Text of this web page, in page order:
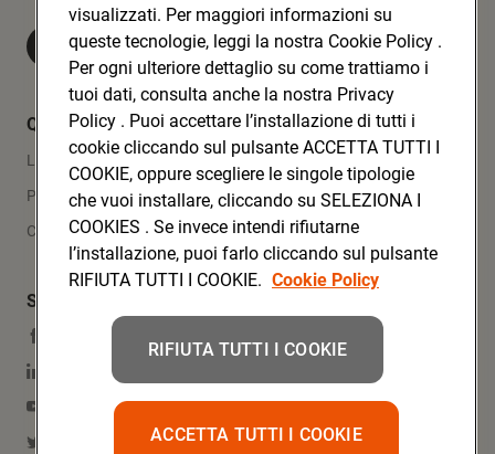
Visita Conad.it
Quicklinks
Lavora con noi
Press Area
Contatti
Social Media
visualizzati. Per maggiori informazioni su
queste tecnologie, leggi la nostra Cookie Policy .
Per ogni ulteriore dettaglio su come trattiamo i
tuoi dati, consulta anche la nostra Privacy
Policy . Puoi accettare l’installazione di tutti i
cookie cliccando sul pulsante ACCETTA TUTTI I
COOKIE, oppure scegliere le singole tipologie
che vuoi installare, cliccando su SELEZIONA I
COOKIES . Se invece intendi rifiutarne
l’installazione, puoi farlo cliccando sul pulsante
RIFIUTA TUTTI I COOKIE. Cookie Policy
RIFIUTA TUTTI I COOKIE
ACCETTA TUTTI I COOKIE